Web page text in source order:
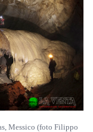
Messico (foto Filippo